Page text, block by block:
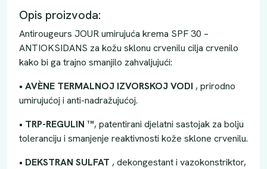
Opis proizvoda:
Antirougeurs JOUR umirujuća krema SPF 30 –
ANTIOKSIDANS za kožu sklonu crvenilu cilja crvenilo
kako bi ga trajno smanjilo zahvaljujući:
• AVÈNE TERMALNOJ IZVORSKOJ VODI , prirodno
umirujućoj i anti-nadražujućoj.
• TRP-REGULIN ™, patentirani djelatni sastojak za bolju
toleranciju i smanjenje reaktivnosti kože sklone crvenilu.
• DEKSTRAN SULFAT , dekongestant i vazokonstriktor,